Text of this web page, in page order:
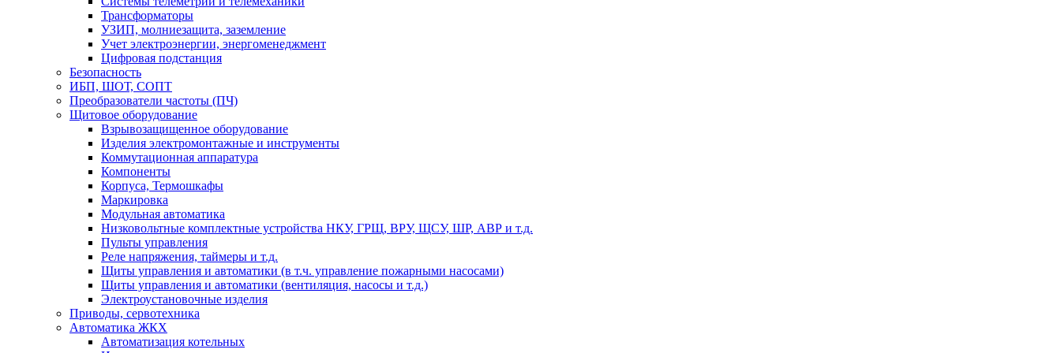
Трансформаторы
УЗИП, молниезащита, заземление
Учет электроэнергии, энергоменеджмент
Цифровая подстанция
Безопасность
ИБП, ШОТ, СОПТ
Преобразователи частоты (ПЧ)
Щитовое оборудование
Взрывозащищенное оборудование
Изделия электромонтажные и инструменты
Коммутационная аппаратура
Компоненты
Корпуса, Термошкафы
Маркировка
Модульная автоматика
Низковольтные комплектные устройства НКУ, ГРЩ, ВРУ, ЩСУ, ШР, АВР и т.д.
Пульты управления
Реле напряжения, таймеры и т.д.
Щиты управления и автоматики (в т.ч. управление пожарными насосами)
Щиты управления и автоматики (вентиляция, насосы и т.д.)
Электроустановочные изделия
Приводы, сервотехника
Автоматика ЖКХ
Автоматизация котельных